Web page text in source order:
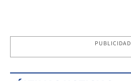
PUBLICIDAD